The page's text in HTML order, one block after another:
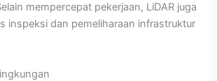
mempercepat pekerjaan, LiDAR juga
inspeksi dan pemeliharaan infrastruktur